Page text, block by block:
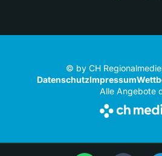
© by CH
DatenschutzImpressum
Alle Angebote